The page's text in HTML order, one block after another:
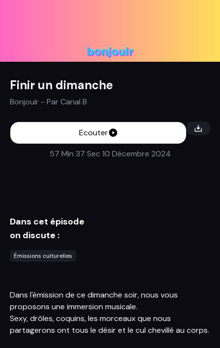
Finir un dimanche
Bonjouir - ParCanal B
Ecouter
57 Min 37 Sec 10 Décembre 2024
Dans cet épisode
on discute :
Émissions culturelles
Dans l'émission de ce dimanche soir, nous vous
proposons une immersion musicale.
Sexy, drôles, coquins, les morceaux que nous
partagerons ont tous le désir et le cul chevillé au corps.